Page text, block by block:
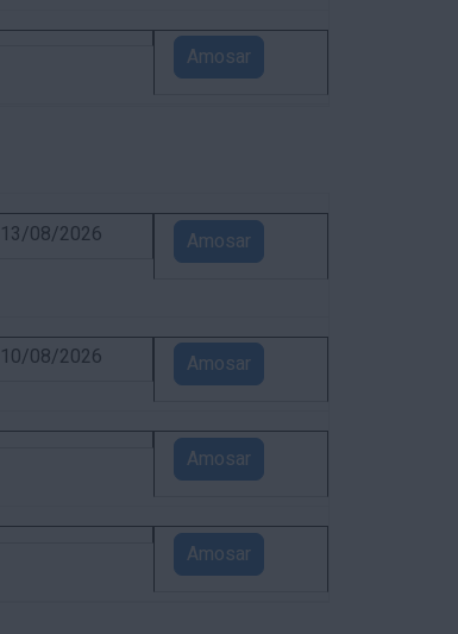
Amosar
13/08/2026 Amosar
10/08/2026 Amosar
Amosar
Amosar